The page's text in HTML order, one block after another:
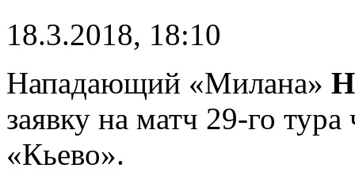
18.3.2018, 18:10
Нападающий «Милана»
заявку на матч 29-го
«Кьево».